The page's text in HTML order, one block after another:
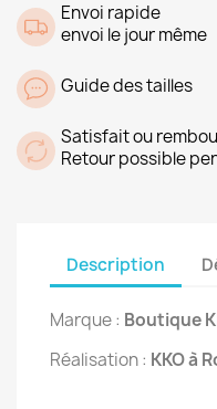
Envoi rapide
envoi le jour même
Guide des tailles
Satisfait ou
Retour possible
Description
Marque : Boutique
Réalisation : KKO à